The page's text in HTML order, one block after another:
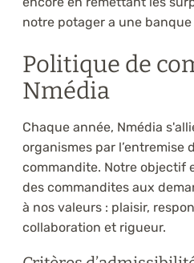
notre potager a une
Politique de
Nmédia
Chaque année, Nmédia
organismes par l’entremise
commandite. Notre objectif
des commandites aux
à nos valeurs : plaisir,
collaboration et rigueur.